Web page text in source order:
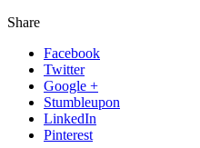
Share
Facebook
Twitter
Google +
Stumbleupon
LinkedIn
Pinterest